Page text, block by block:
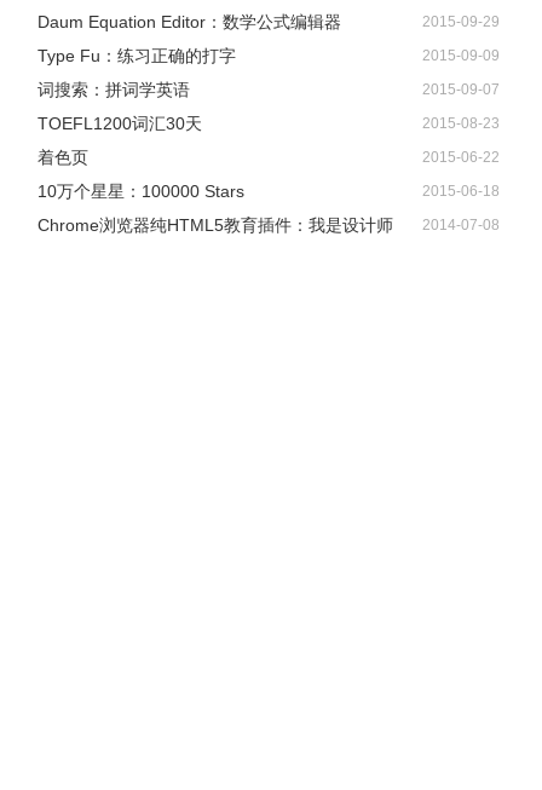
Daum Equation Editor：数学公式编辑器 2015-09-29
Type Fu：练习正确的打字 2015-09-09
词搜索：拼词学英语 2015-09-07
TOEFL1200词汇30天 2015-08-23
着色页 2015-06-22
10万个星星：100000 Stars 2015-06-18
Chrome浏览器纯HTML5教育插件：我是设计师 2014-07-08